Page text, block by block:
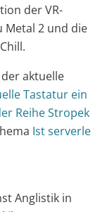
der VR-
Metal 2 und die
aktuelle
Tastatur ein
Reihe Stropek
Ist serverle
Anglistik in